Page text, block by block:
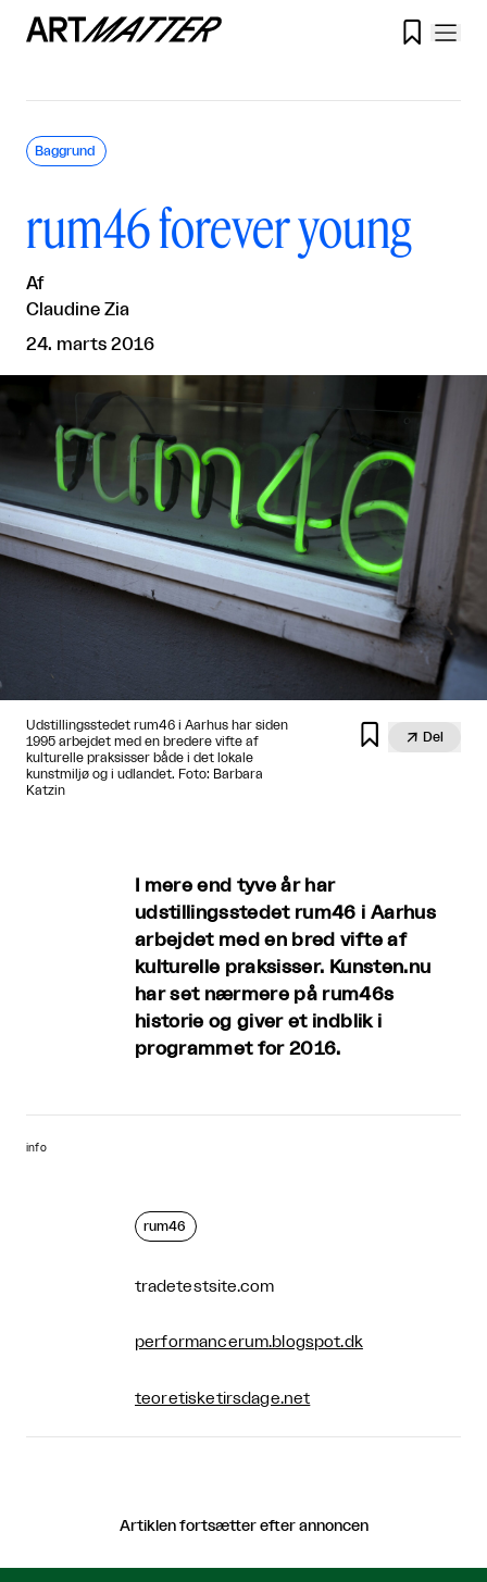

rum46 forever young
Af
Claudine Zia
24. marts 2016
Baggrund
Udstillingsstedet rum46 i Aarhus har siden
1995 arbejdet med en bredere vifte af
kulturelle praksisser både i det lokale
kunstmiljø og i udlandet. Foto: Barbara
Katzin
  Del
I mere end tyve år har
udstillingsstedet rum46 i Aarhus
arbejdet med en bred vifte af
kulturelle praksisser. Kunsten.nu
har set nærmere på rum46s
historie og giver et indblik i
programmet for 2016.
info
rum46
tradetestsite.com
performancerum.blogspot.dk
teoretisketirsdage.net
Artiklen fortsætter efter annoncen